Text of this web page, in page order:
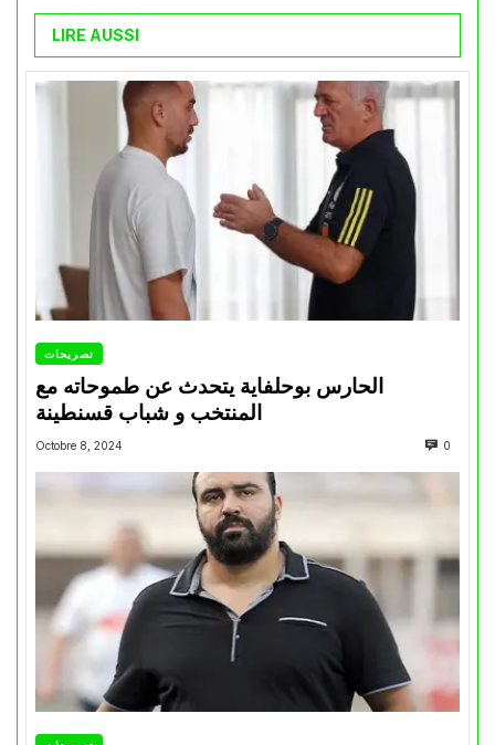
LIRE AUSSI
تصريحات
الحارس بوحلفاية يتحدث عن طموحاته مع
المنتخب و شباب قسنطينة
Octobre 8, 2024 0